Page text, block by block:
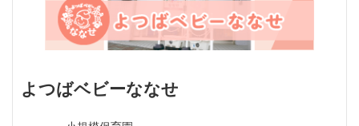
よつばベビーななせ